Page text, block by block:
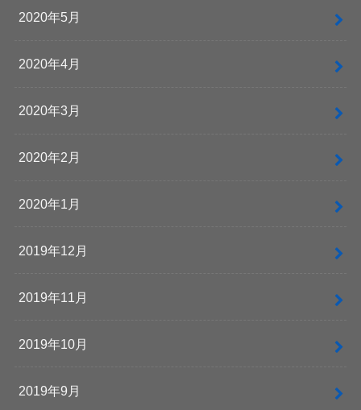
2020年5月
2020年4月
2020年3月
2020年2月
2020年1月
2019年12月
2019年11月
2019年10月
2019年9月